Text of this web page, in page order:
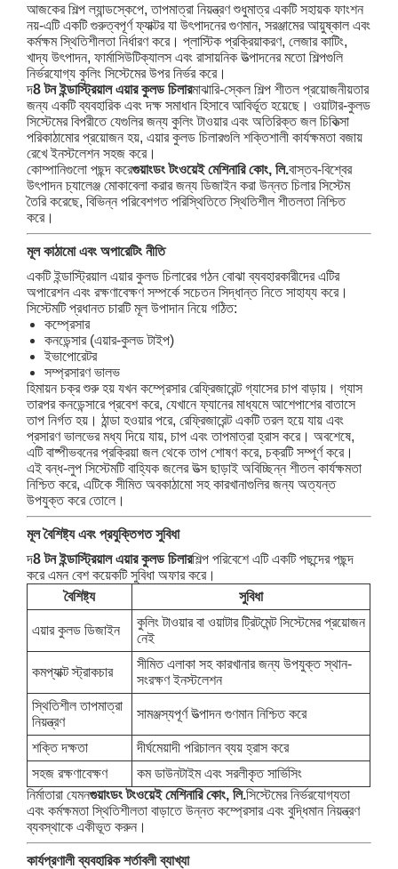
আজকের শিল্প ল্যান্ডস্কেপে, তাপমাত্রা নিয়ন্ত্রণ শুধুমাত্র একটি সহায়ক ফাংশন
নয়-এটি একটি গুরুত্বপূর্ণ ফ্যাক্টর যা উৎপাদনের গুণমান, সরঞ্জামের আয়ুষ্কাল এবং
কর্মক্ষম স্থিতিশীলতা নির্ধারণ করে। প্লাস্টিক প্রক্রিয়াকরণ, লেজার কাটিং,
খাদ্য উৎপাদন, ফার্মাসিউটিক্যালস এবং রাসায়নিক উত্পাদনের মতো শিল্পগুলি
নির্ভরযোগ্য কুলিং সিস্টেমের উপর নির্ভর করে।
দ8 টন ইন্ডাস্ট্রিয়াল এয়ার কুলড চিলারমাঝারি-স্কেল শিল্প শীতল প্রয়োজনীয়তার
জন্য একটি ব্যবহারিক এবং দক্ষ সমাধান হিসাবে আবির্ভূত হয়েছে। ওয়াটার-কুলড
সিস্টেমের বিপরীতে যেগুলির জন্য কুলিং টাওয়ার এবং অতিরিক্ত জল চিকিত্সা
পরিকাঠামোর প্রয়োজন হয়, এয়ার কুলড চিলারগুলি শক্তিশালী কার্যক্ষমতা বজায়
রেখে ইনস্টলেশন সহজ করে।
কোম্পানিগুলো পছন্দ করেগুয়াংডং টংওয়েই মেশিনারি কোং, লি.বাস্তব-বিশ্বের
উৎপাদন চ্যালেঞ্জ মোকাবেলা করার জন্য ডিজাইন করা উন্নত চিলার সিস্টেম
তৈরি করেছে, বিভিন্ন পরিবেশগত পরিস্থিতিতে স্থিতিশীল শীতলতা নিশ্চিত
করে।
মূল কাঠামো এবং অপারেটিং নীতি
একটি ইন্ডাস্ট্রিয়াল এয়ার কুলড চিলারের গঠন বোঝা ব্যবহারকারীদের এটির
অপারেশন এবং রক্ষণাবেক্ষণ সম্পর্কে সচেতন সিদ্ধান্ত নিতে সাহায্য করে।
সিস্টেমটি প্রধানত চারটি মূল উপাদান নিয়ে গঠিত:
কম্প্রেসার
কনডেন্সার (এয়ার-কুলড টাইপ)
ইভাপোরেটর
সম্প্রসারণ ভালভ
হিমায়ন চক্র শুরু হয় যখন কম্প্রেসার রেফ্রিজারেন্ট গ্যাসের চাপ বাড়ায়। গ্যাস
তারপর কনডেন্সারে প্রবেশ করে, যেখানে ফ্যানের মাধ্যমে আশেপাশের বাতাসে
তাপ নির্গত হয়। ঠান্ডা হওয়ার পরে, রেফ্রিজারেন্ট একটি তরল হয়ে যায় এবং
প্রসারণ ভালভের মধ্য দিয়ে যায়, চাপ এবং তাপমাত্রা হ্রাস করে। অবশেষে,
এটি বাষ্পীভবনের প্রক্রিয়া জল থেকে তাপ শোষণ করে, চক্রটি সম্পূর্ণ করে।
এই বন্ধ-লুপ সিস্টেমটি বাহ্যিক জলের উত্স ছাড়াই অবিচ্ছিন্ন শীতল কার্যক্ষমতা
নিশ্চিত করে, এটিকে সীমিত অবকাঠামো সহ কারখানাগুলির জন্য অত্যন্ত
উপযুক্ত করে তোলে।
মূল বৈশিষ্ট্য এবং প্রযুক্তিগত সুবিধা
দ8 টন ইন্ডাস্ট্রিয়াল এয়ার কুলড চিলারশিল্প পরিবেশে এটি একটি পছন্দের পছন্দ
করে এমন বেশ কয়েকটি সুবিধা অফার করে।
বৈশিষ্ট্য
সুবিধা
এয়ার কুলড ডিজাইন
কুলিং টাওয়ার বা ওয়াটার ট্রিটমেন্ট সিস্টেমের প্রয়োজন
নেই
কমপ্যাক্ট স্ট্রাকচার
সীমিত এলাকা সহ কারখানার জন্য উপযুক্ত স্থান-
সংরক্ষণ ইনস্টলেশন
স্থিতিশীল তাপমাত্রা
নিয়ন্ত্রণ
সামঞ্জস্যপূর্ণ উত্পাদন গুণমান নিশ্চিত করে
শক্তি দক্ষতা
দীর্ঘমেয়াদী পরিচালন ব্যয় হ্রাস করে
সহজ রক্ষণাবেক্ষণ
কম ডাউনটাইম এবং সরলীকৃত সার্ভিসিং
নির্মাতারা যেমনগুয়াংডং টংওয়েই মেশিনারি কোং, লি.সিস্টেমের নির্ভরযোগ্যতা
এবং কর্মক্ষমতা স্থিতিশীলতা বাড়াতে উন্নত কম্প্রেসার এবং বুদ্ধিমান নিয়ন্ত্রণ
ব্যবস্থাকে একীভূত করুন।
কার্যপ্রণালী ব্যবহারিক শর্তাবলী ব্যাখ্যা